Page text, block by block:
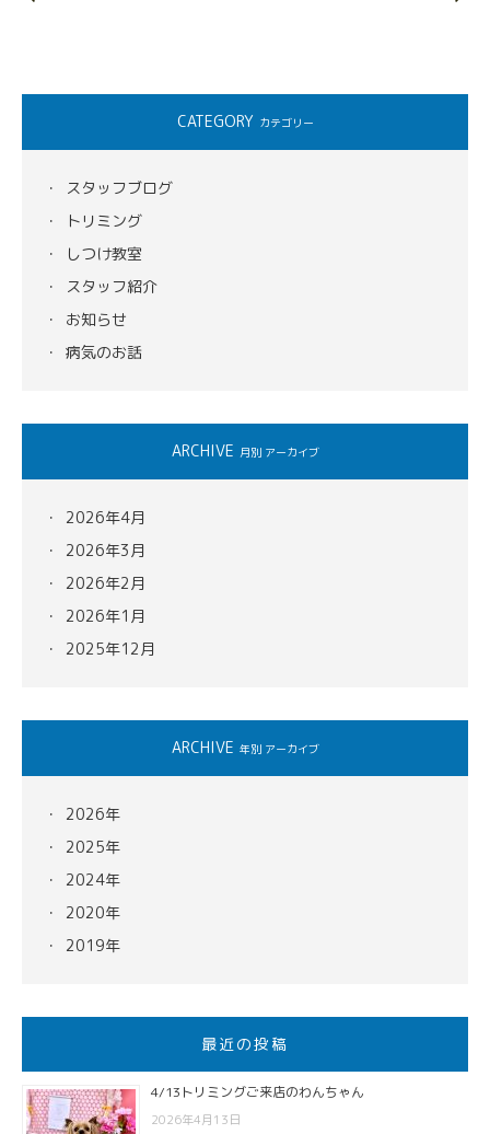
CATEGORY カテゴリー
スタッフブログ
トリミング
しつけ教室
スタッフ紹介
お知らせ
病気のお話
ARCHIVE 月別 アーカイブ
2026年4月
2026年3月
2026年2月
2026年1月
2025年12月
ARCHIVE 年別 アーカイブ
2026年
2025年
2024年
2020年
2019年
最近の投稿
4/13トリミングご来店のわんちゃん
2026年4月13日